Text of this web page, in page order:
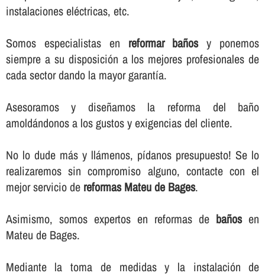
instalaciones eléctricas, etc.
Somos especialistas en reformar bañosy ponemos
siempre a su disposición a los mejores profesionales de
cada sector dando la mayor garantí­a.
Asesoramos y diseñamos la reforma del baño
amoldándonos a los gustos y exigencias del cliente.
No lo dude más y llámenos, pí­danos presupuesto! Se lo
realizaremos sin compromiso alguno, contacte con el
mejor servicio de reformas Mateu de Bages.
Asimismo, somos expertos en reformas de bañosen
Mateu de Bages.
Mediante la toma de medidas y la instalación de